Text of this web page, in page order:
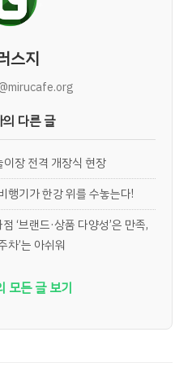
스지
다른 글
장 전격 개장식 현장
기가 한강 위를 수놓는다!
‘브랜드·상품 다양성’은 만족,
차’는 아쉬워
모든 글 보기